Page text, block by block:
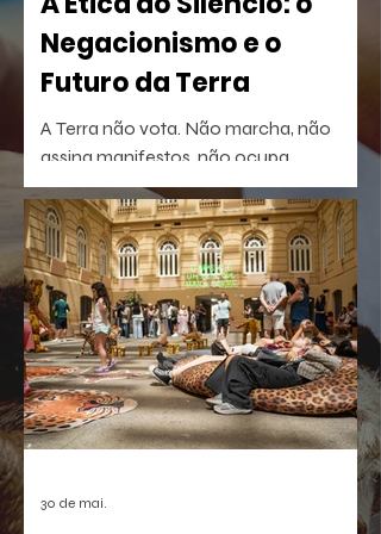
Negacionismo e o
Futuro da Terra
A Terra não vota. Não marcha, não
assina manifestos, não ocupa
palanques. Talvez por isso seja tão fácil
esquecê-la.
30 de mai.